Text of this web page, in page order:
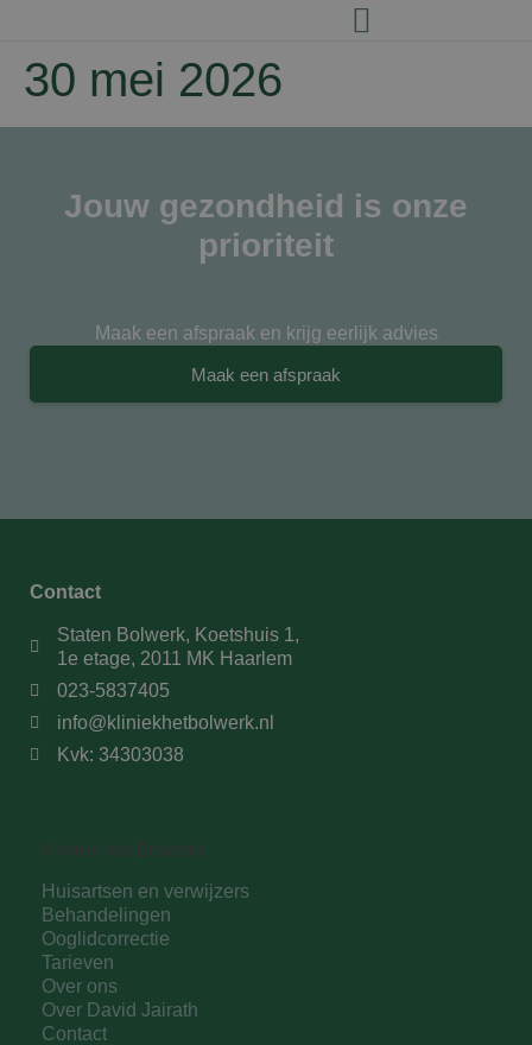
30 mei 2026
Jouw gezondheid is onze
prioriteit
Maak een afspraak en krijg eerlijk advies
Maak een afspraak
Contact
Staten Bolwerk, Koetshuis 1,
1e etage, 2011 MK Haarlem
023-5837405
info@kliniekhetbolwerk.nl
Kvk: 34303038
Kliniek het Bolwerk
Huisartsen en verwijzers
Behandelingen
Ooglidcorrectie
Tarieven
Over ons
Over David Jairath
Contact